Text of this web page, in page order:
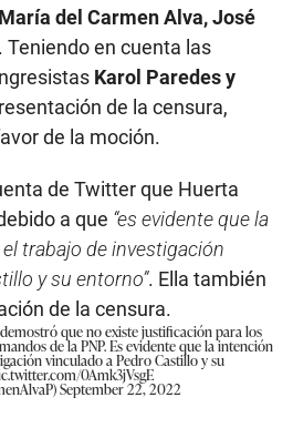
María del Carmen Alva, José
. Teniendo en cuenta las
Karol Paredes y
de la censura,
de la moción.
de Twitter que Huerta
a que “es evidente que la
trabajo de investigación
y su entorno”. Ella también
de la censura.
que no existe justificación para los
de la PNP. Es evidente que la intención
vinculado a Pedro Castillo y su
0Amk3jVsgE
September 22, 2022